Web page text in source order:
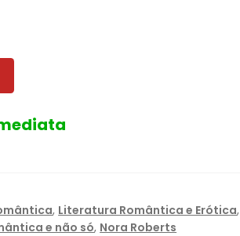
, Literatura Romântica e Erótica,
e não só, Nora Roberts